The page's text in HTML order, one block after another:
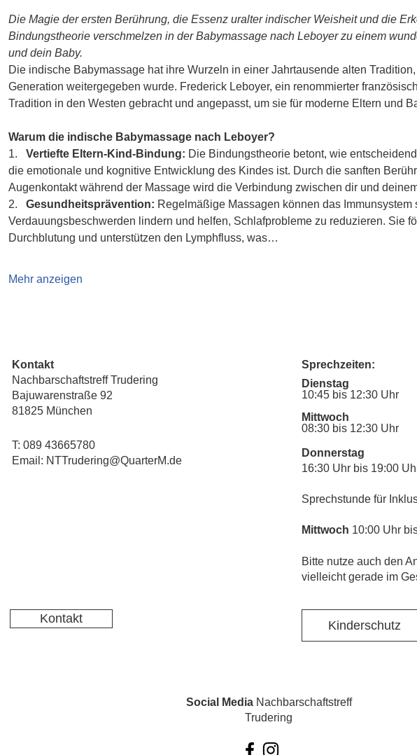
Die Magie der ersten Berührung, die Essenz uralter indischer Weisheit und die
Bindungstheorie verschmelzen in der Babymassage nach Leboyer zu einem
und dein Baby.
Die indische Babymassage hat ihre Wurzeln in einer Jahrtausende alten
Generation weitergegeben wurde. Frederick Leboyer, ein renommierter
Tradition in den Westen gebracht und angepasst, um sie für moderne Eltern und
Warum die indische Babymassage nach Leboyer?
1. Vertiefte Eltern-Kind-Bindung: Die Bindungstheorie betont, wie
die emotionale und kognitive Entwicklung des Kindes ist. Durch die sanften
Augenkontakt während der Massage wird die Verbindung zwischen dir und
2. Gesundheitsprävention: Regelmäßige Massagen können das Immunsystem
Verdauungsbeschwerden lindern und helfen, Schlafprobleme zu reduzieren. Sie
Durchblutung und unterstützen den Lymphfluss, was…
Mehr anzeigen
Kontakt
Nachbarschaftstreff Trudering
Bajuwarenstraße 92
81825 München
T: 089 43665780
Email: NTTrudering@QuarterM.de
Kontakt
Sprechzeiten:
Dienstag
10:45 bis 12:30 Uhr
Mittwoch
08:30 bis 12:30 Uhr
Donnerstag
16:30 Uhr bis 19:00
Sprechstunde für
Mittwoch 10:00 Uhr
​Bitte nutze auch den
vielleicht gerade im
Kinderschutz
Social MediaNachbarschaftstreff
Trudering